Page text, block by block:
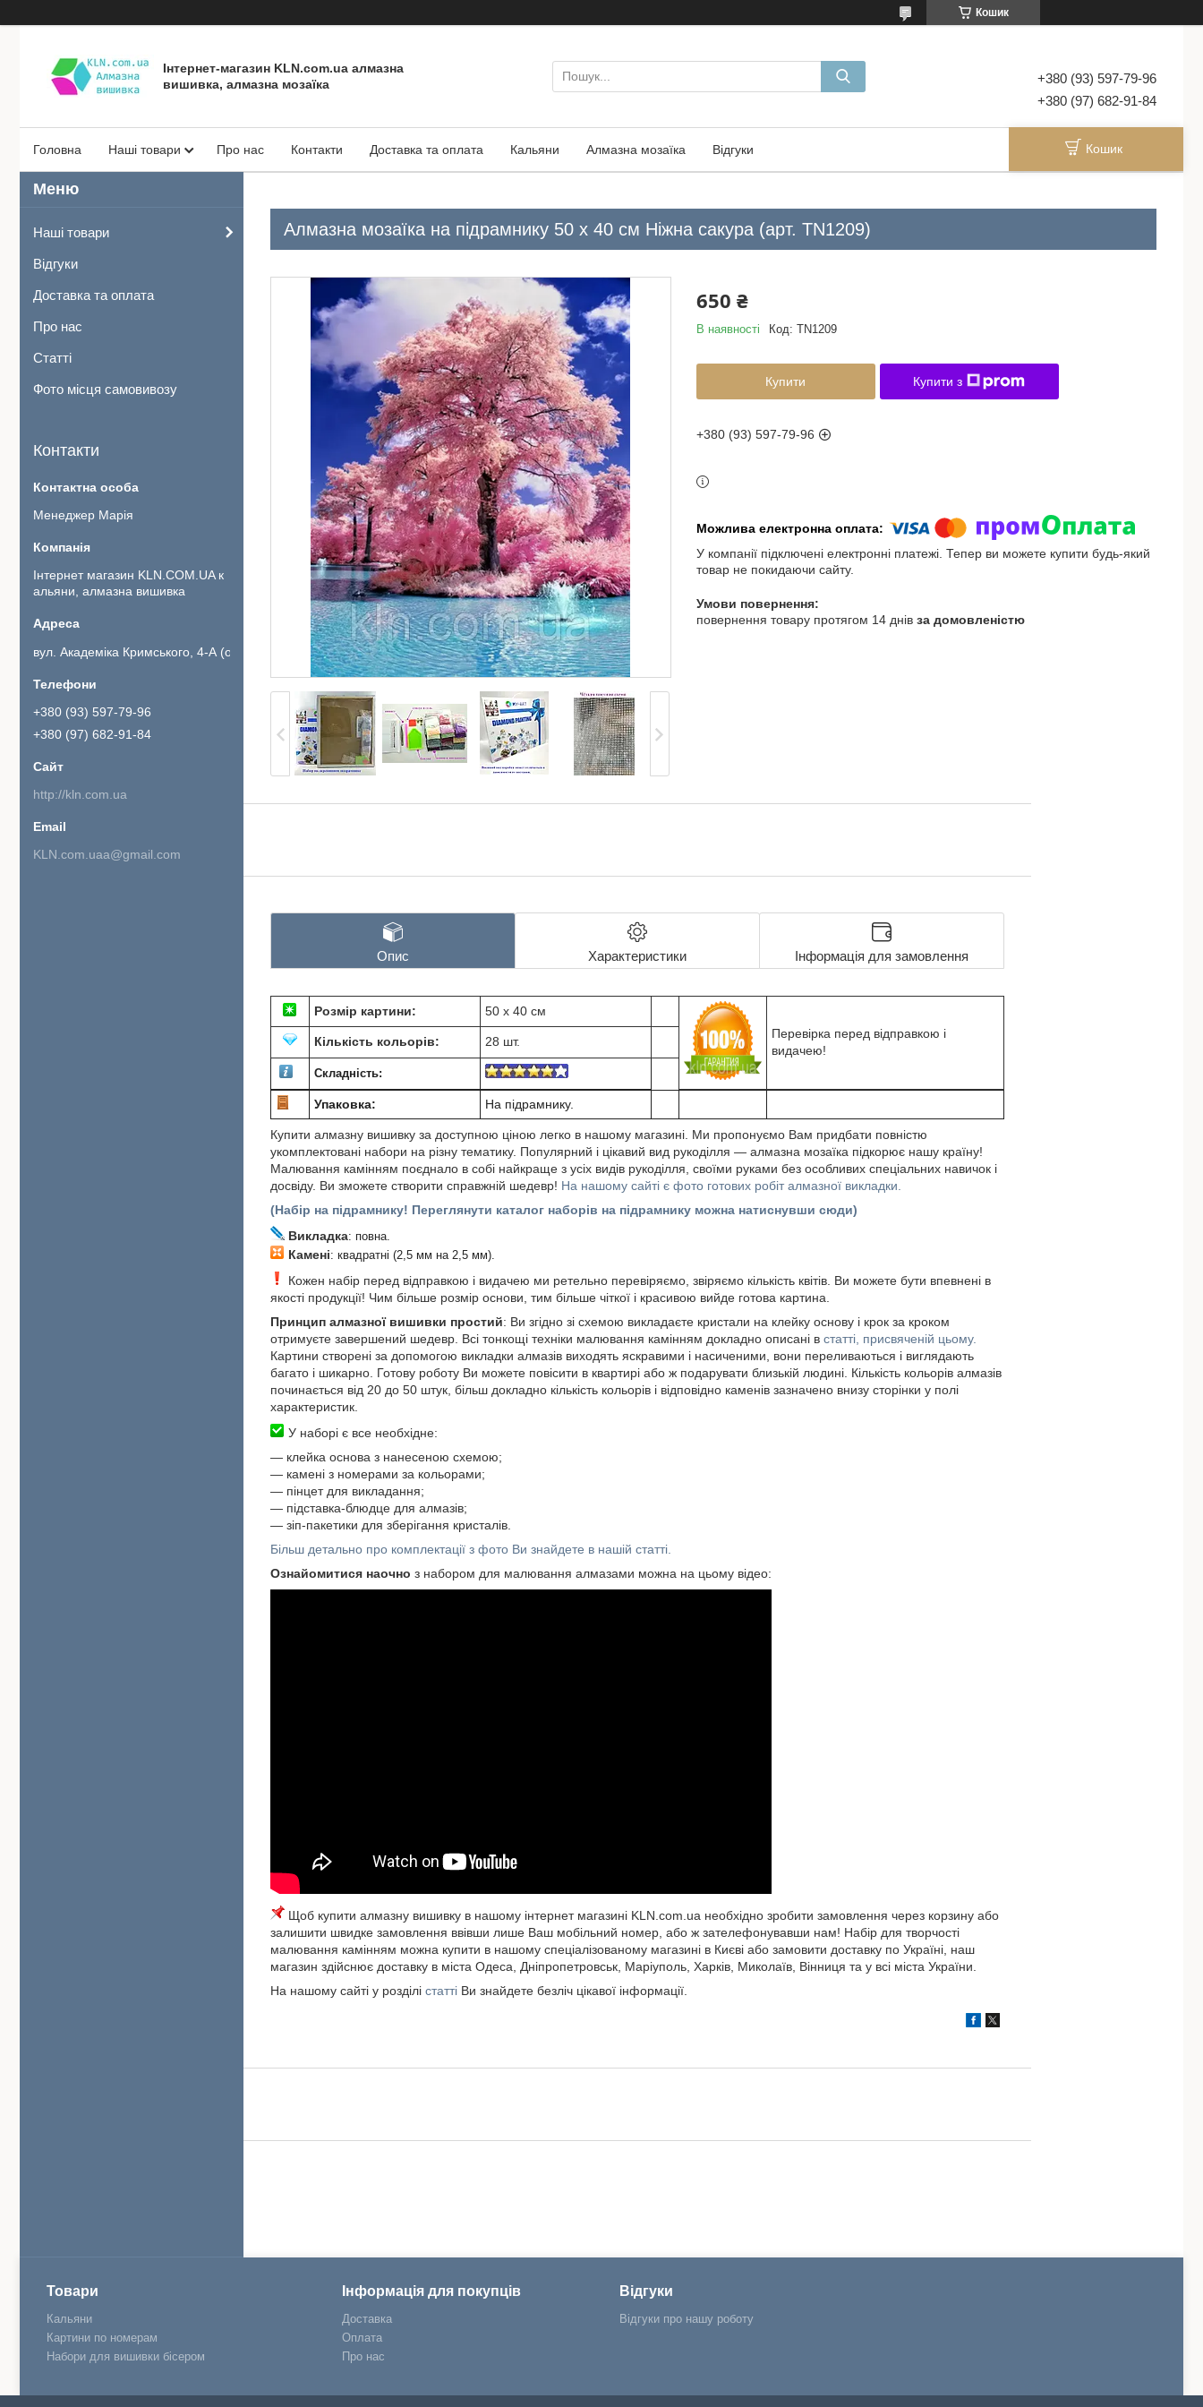
Кошик
Інтернет-магазин KLN.com.ua алмазна
вишивка, алмазна мозаїка
+380 (93) 597-79-96
+380 (97) 682-91-84
Головна Наші товари Про нас Контакти Доставка та оплата Кальяни Алмазна мозаїка Відгуки Кошик
Алмазна мозаїка на підрамнику 50 х 40 см Ніжна сакура (арт. TN1209)
650 ₴
В наявності Код: TN1209
Купити Купити з
+380 (93) 597-79-96
У компанії підключені електронні платежі. Тепер ви можете купити будь-який
товар не покидаючи сайту.
повернення товару протягом 14 днів за домовленістю
Опис Характеристики Інформація для замовлення
Розмір картини:
50 х 40 см
Перевірка перед відправкою і
видачею!
Кількість кольорів: 28 шт.
Складність:
Упаковка: На підрамнику.
Купити алмазну вишивку за доступною ціною легко в нашому магазині. Ми пропонуємо Вам придбати повністю
укомплектовані набори на різну тематику. Популярний і цікавий вид рукоділля ― алмазна мозаїка підкорює нашу країну!
Малювання камінням поєднало в собі найкраще з усіх видів рукоділля, своїми руками без особливих спеціальних навичок і
досвіду. Ви зможете створити справжній шедевр! На нашому сайті є фото готових робіт алмазної викладки.
(Набір на підрамнику! Переглянути каталог наборів на підрамнику можна натиснувши сюди)
Викладка: повна.
Камені: квадратні (2,5 мм на 2,5 мм).
Кожен набір перед відправкою і видачею ми ретельно перевіряємо, звіряємо кількість квітів. Ви можете бути впевнені в
якості продукції! Чим більше розмір основи, тим більше чіткої і красивою вийде готова картина.
Принцип алмазної вишивки простий: Ви згідно зі схемою викладаєте кристали на клейку основу і крок за кроком
отримуєте завершений шедевр. Всі тонкощі техніки малювання камінням докладно описані в статті, присвяченій цьому.
Картини створені за допомогою викладки алмазів виходять яскравими і насиченими, вони переливаються і виглядають
багато і шикарно. Готову роботу Ви можете повісити в квартирі або ж подарувати близькій людині. Кількість кольорів алмазів
починається від 20 до 50 штук, більш докладно кількість кольорів і відповідно каменів зазначено внизу сторінки у полі
характеристик.
У наборі є все необхідне:
― клейка основа з нанесеною схемою;
― камені з номерами за кольорами;
― пінцет для викладання;
― підставка-блюдце для алмазів;
― зіп-пакетики для зберігання кристалів.
Більш детально про комплектації з фото Ви знайдете в нашій статті.
Ознайомитися наочно з набором для малювання алмазами можна на цьому відео:
Щоб купити алмазну вишивку в нашому інтернет магазині KLN.com.ua необхідно зробити замовлення через корзину або
залишити швидке замовлення ввівши лише Ваш мобільний номер, або ж зателефонувавши нам! Набір для творчості
малювання камінням можна купити в нашому спеціалізованому магазині в Києві або замовити доставку по Україні, наш
магазин здійснює доставку в міста Одеса, Дніпропетровськ, Маріуполь, Харків, Миколаїв, Вінниця та у всі міста України.
На нашому сайті у розділі статті Ви знайдете безліч цікавої інформації.
Наші товари
Відгуки
Доставка та оплата
Про нас
Статті
Фото місця самовивозу
Контакти
Менеджер Марія
Інтернет магазин KLN.COM.UA к
альяни, алмазна вишивка
вул. Академіка Кримського, 4-А (офіс 111)., Київ, Україна
+380 (93) 597-79-96
+380 (97) 682-91-84
http://kln.com.ua
KLN.com.uaa@gmail.com
Товари
Кальяни
Картини по номерам
Набори для вишивки бісером
Інформація для покупців
Доставка
Оплата
Про нас
Відгуки
Відгуки про нашу роботу